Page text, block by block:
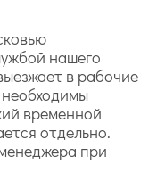
нашего
в рабочие
временной
отдельно.
при